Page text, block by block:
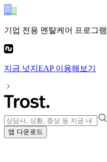
기업 전용 멘탈케어 프로그램
지금 넛지EAP이용해보기
앱 다운로드